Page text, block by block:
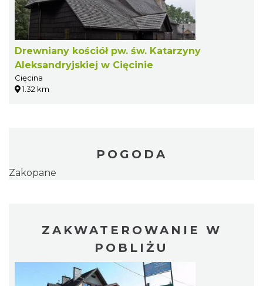
Drewniany kościół pw. św. Katarzyny
Aleksandryjskiej w Cięcinie
Cięcina
1.32 km
POGODA
Zakopane
ZAKWATEROWANIE W
POBLIŻU